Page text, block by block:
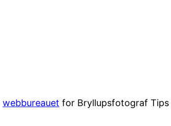
webbureauet for Bryllupsfotograf Tips